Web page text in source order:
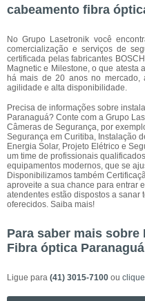
cabeamento fibra
No Grupo Lasetronik você
comercialização e serviços de
certificada pelas fabricantes
Magnetic e Milestone, o que atesta
há mais de 20 anos no mercado,
agilidade e alta disponibilidade.
Precisa de informações sobre
Paranaguá? Conte com a Grupo
Câmeras de Segurança, por
Segurança em Curitiba, Instalação
Energia Solar, Projeto Elétrico e
um time de profissionais
equipamentos modernos, que se
Disponibilizamos também
aproveite a sua chance para entrar
atendentes estão dispostos a sanar
oferecidos. Saiba mais!
Para saber mais sobre
Fibra óptica Paranaguá
Ligue para (41) 3015-7100 ou